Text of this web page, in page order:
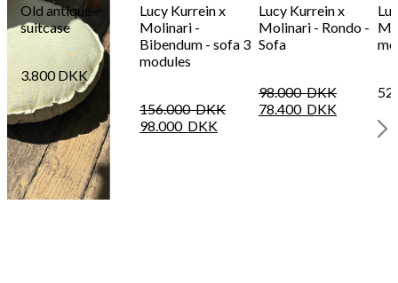
Old antique
suitcase
3.800DKK
Lucy Kurrein x
Molinari -
Bibendum - sofa 3
modules
156.000DKK
98.000 DKK
Lucy Kurrein x
Molinari - Rondo -
Sofa
98.000DKK
78.400 DKK